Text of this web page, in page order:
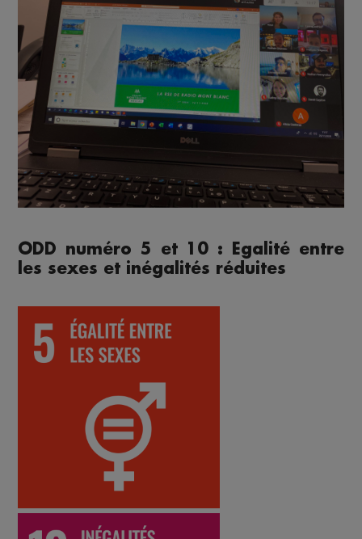
ODD numéro 5 et 10 : Egalité entre
les sexes et inégalités réduites